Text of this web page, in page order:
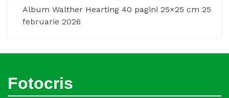
Album Walther Hearting 40 pagini 25×25 cm 25
februarie 2026
Fotocris